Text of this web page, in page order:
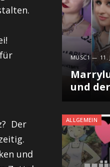
Der
und
MUSC1 11.
und
ALLGEMEIN